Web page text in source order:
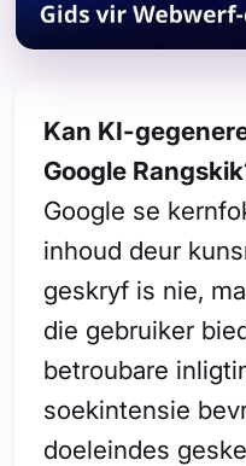
Kan KI-
Google
Google se
inhoud deur
geskryf is nie,
die gebruiker
betroubare
soekintensie
doeleindes